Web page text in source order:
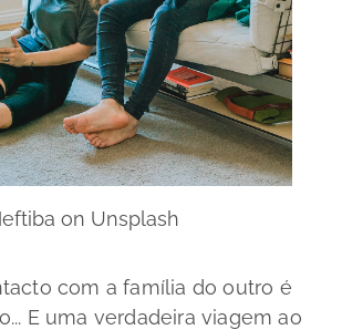
on Unsplash
com a família do outro é
E uma verdadeira viagem ao